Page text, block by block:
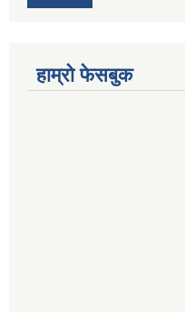
हाम्रो फेसबुक